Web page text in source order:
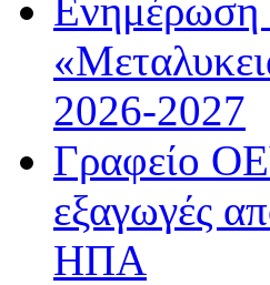
Ενημέρωση
2026-2027
Γραφείο
εξαγωγές
ΗΠΑ